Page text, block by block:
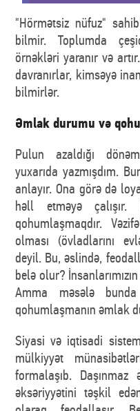
"Hörmətsiz nüfuz"
bilmir. Toplumda
örnəkləri yaranır və
davranırlar, kimsəyə
bilmirlər.
Əmlak durumu və
Pulun azaldığı
yuxarıda yazmışdım.
anlayır. Ona görə də
həll etməyə
qohumlaşmaqdır.
olması (övladlarını
deyil. Bu, əslində,
belə olur?
Amma məsələ
qohumlaşmanın əmlak
Siyasi və iqtisadi
mülkiyyət
formalaşıb.
əksəriyyətini təşkil